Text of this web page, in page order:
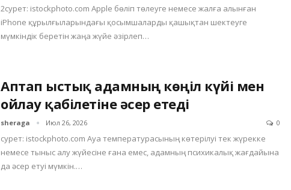
2сурет: istockphoto.com Apple бөліп төлеуге немесе жалға алынған
iPhone құрылғыларындағы қосымшаларды қашықтан шектеуге
мүмкіндік беретін жаңа жүйе әзірлеп…
Аптап ыстық адамның көңіл күйі мен
ойлау қабілетіне әсер етеді
sheraga Июл 26, 2026 0
сурет: istockphoto.com Ауа температурасының көтерілуі тек жүрекке
немесе тыныс алу жүйесіне ғана емес, адамның психикалық жағдайына
да әсер етуі мүмкін.…